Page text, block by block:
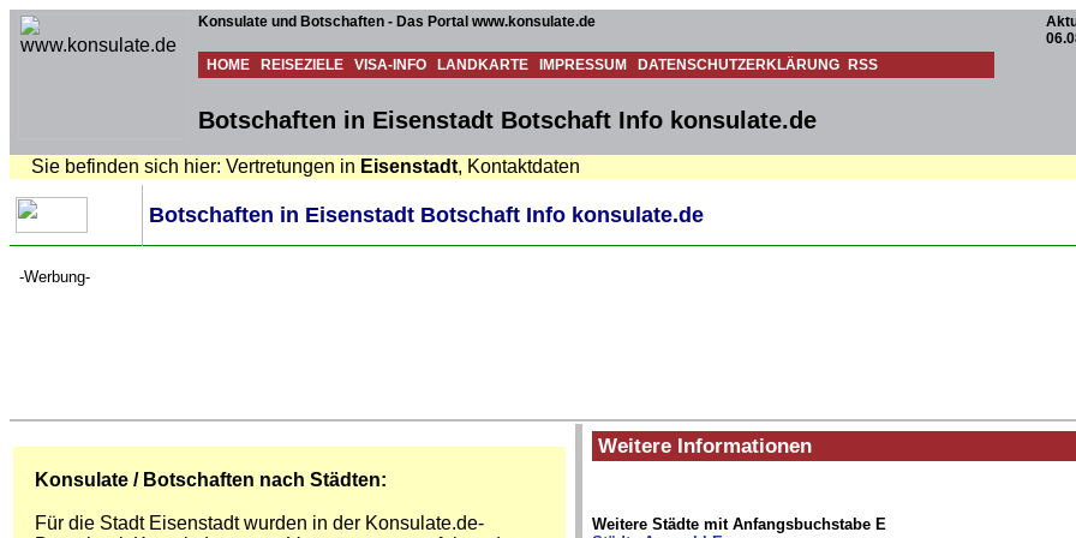
Konsulate und Botschaften - Das Portal www.konsulate.de
HOME REISEZIELE VISA-INFO LANDKARTE IMPRESSUM DATENSCHUTZERKLÄRUNG RSS
Botschaften in Eisenstadt Botschaft Info konsulate.de
Sie befinden sich hier: Vertretungen in Eisenstadt, Kontaktdaten
Botschaften in Eisenstadt Botschaft Info konsulate.de
-Werbung-
Konsulate / Botschaften nach Städten:
Für die Stadt Eisenstadt wurden in der Konsulate.de-
Weitere Informationen
Weitere Städte mit Anfangsbuchstabe E